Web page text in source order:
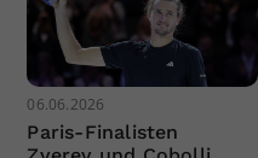
06.06.2026
Paris-Finalisten